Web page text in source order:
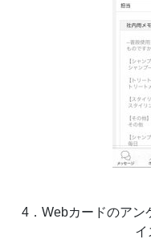
4．Webカードのアン
イ